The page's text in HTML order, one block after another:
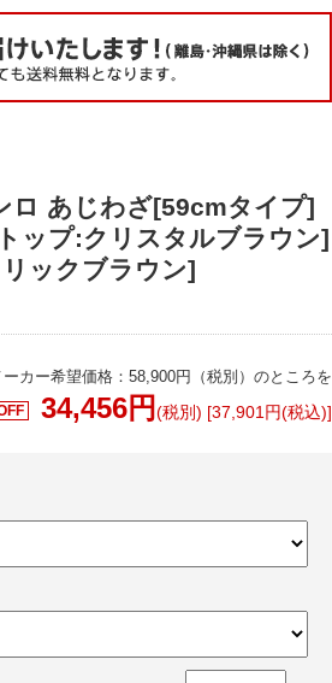
ロ あじわざ[59cmタイプ]
ップ:クリスタルブラウン]
ックブラウン]
ーカー希望価格：58,900円（税別）のところを
34,456円 (税別) [37,901円(税込)]